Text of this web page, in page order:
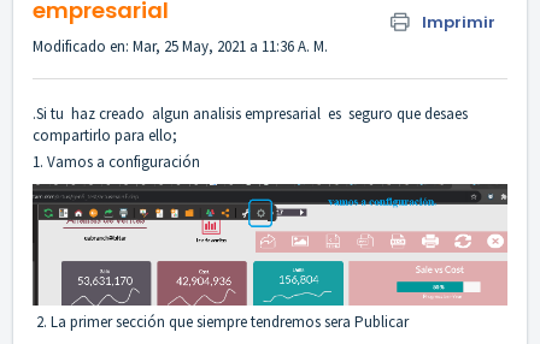
empresarial
Imprimir
Modificado en: Mar, 25 May, 2021 a 11:36 A. M.
.Si tu haz creado algun analisis empresarial es seguro que desaes
compartirlo para ello;
1. Vamos a configuración
2. La primer sección que siempre tendremos sera Publicar